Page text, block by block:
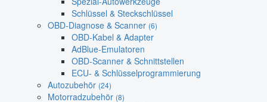
Schlüssel & Steckschlüssel
OBD-Diagnose & Scanner (6)
OBD-Kabel & Adapter
AdBlue-Emulatoren
OBD-Scanner & Schnittstellen
ECU- & Schlüsselprogrammierung
Autozubehör (24)
Motorradzubehör (8)